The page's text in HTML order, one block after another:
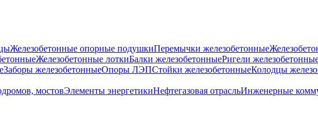
Железобетонные опорные подушкиПеремычки железобетонные
Железобетонные лоткиБалки железобетонныеРигели
Заборы железобетонныеОпоры ЛЭПСтойки железобетонныеКолодцы
мостовЭлементы энергетикиНефтегазовая отрасльИнженерные